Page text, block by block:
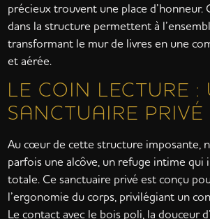
précieux trouvent une place d’honneur.
dans la structure permettent à
transformant le mur de livres en une
et aérée.
LE COIN LECTURE :
SANCTUAIRE PRIVÉ
Au cœur de cette structure imposante,
parfois une alcôve, un refuge intime qui
totale. Ce sanctuaire privé est conçu
l’ergonomie du corps, privilégiant un
Le contact avec le bois poli, la douceur